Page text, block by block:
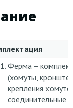
Ферма – комплект
(хомуты,
крепления
соединительные